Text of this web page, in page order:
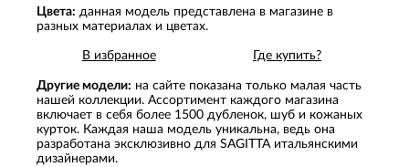
Цвета: данная модель представлена в магазине в
разных материалах и цветах.
В избранное Где купить?
Другие модели: на сайте показана только малая часть
нашей коллекции. Ассортимент каждого магазина
включает в себя более 1500 дубленок, шуб и кожаных
курток. Каждая наша модель уникальна, ведь она
разработана эксклюзивно для SAGITTA итальянскими
дизайнерами.